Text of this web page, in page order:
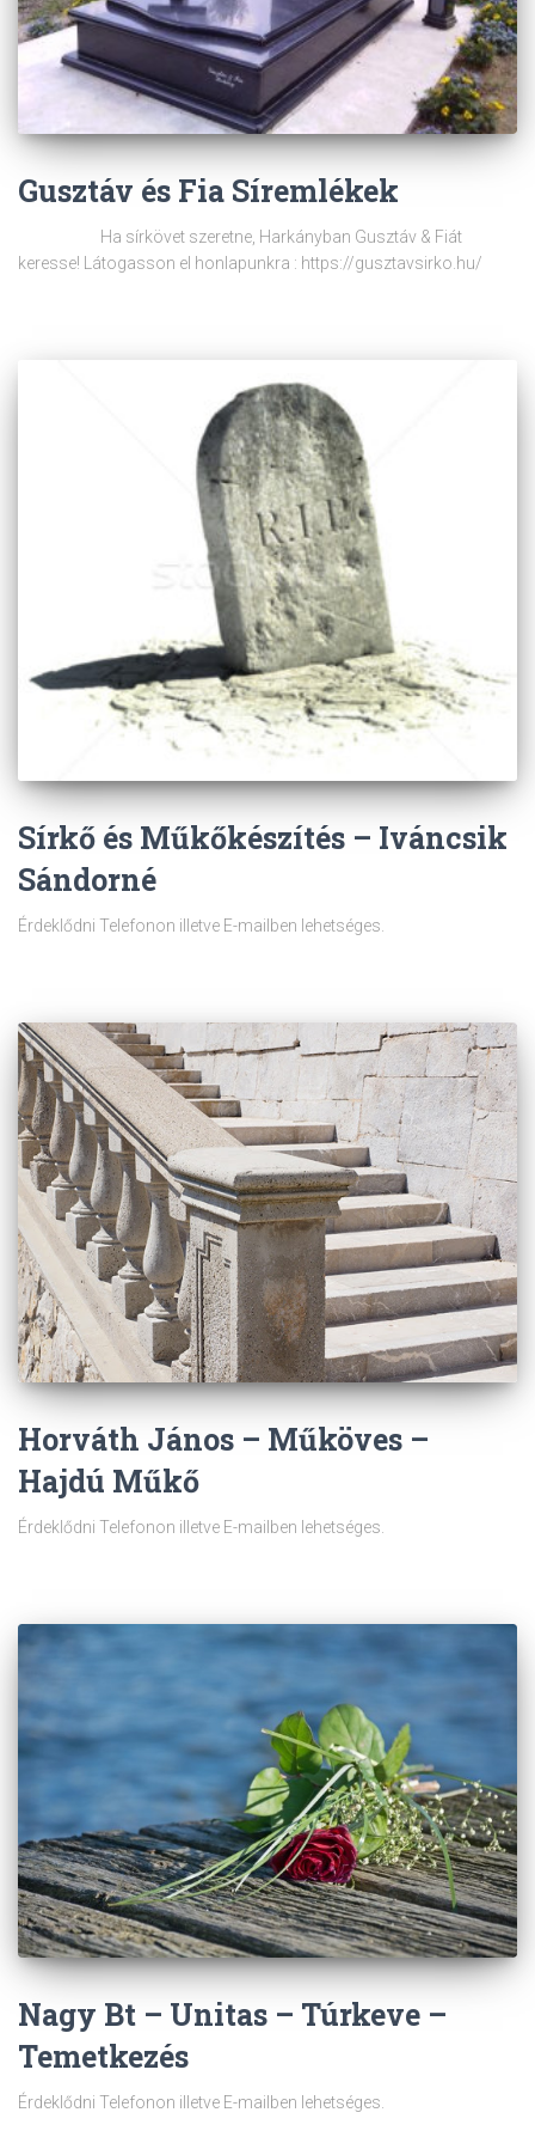
Gusztáv és Fia Síremlékek
Ha sírkövet szeretne, Harkányban Gusztáv & Fiát
keresse! Látogasson el honlapunkra : https://gusztavsirko.hu/
Sírkő és Műkőkészítés – Iváncsik
Sándorné
Érdeklődni Telefonon illetve E-mailben lehetséges.
Horváth János – Műköves –
Hajdú Műkő
Érdeklődni Telefonon illetve E-mailben lehetséges.
Nagy Bt – Unitas – Túrkeve –
Temetkezés
Érdeklődni Telefonon illetve E-mailben lehetséges.